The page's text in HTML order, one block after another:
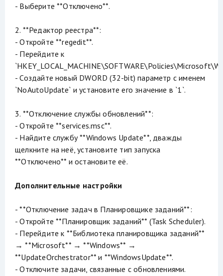
- Выберите **Отключено**.
2. **Редактор реестра**:
- Откройте **regedit**.
- Перейдите к
- Создайте новый DWORD (32-bit) параметр с именем
`NoAutoUpdate` и установите его значение в `1`.
3. **Отключение службы обновлений**:
- Откройте **services.msc**.
- Найдите службу **Windows Update**, дважды
щелкните на неё, установите тип запуска
**Отключено** и остановите её.
Дополнительные настройки
- **Отключение задач в Планировщике заданий**:
- Откройте **Планировщик заданий** (Task Scheduler).
- Перейдите к **Библиотека планировщика заданий**
→ **Microsoft** → **Windows** →
**UpdateOrchestrator** и **WindowsUpdate**.
- Отключите задачи, связанные с обновлениями.